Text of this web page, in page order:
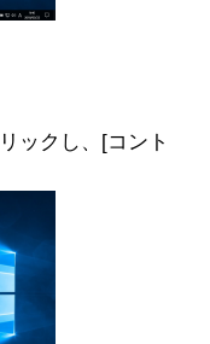
ックし、[コント